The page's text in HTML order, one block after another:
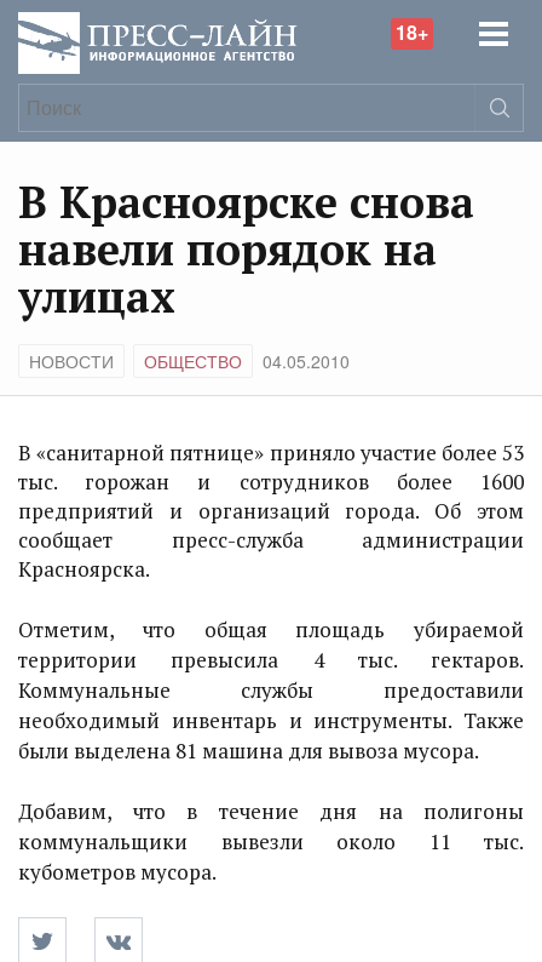
18+
В Красноярске снова
навели порядок на
улицах
НОВОСТИ ОБЩЕСТВО 04.05.2010
В «санитарной пятнице» приняло участие более 53
тыс. горожан и сотрудников более 1600
предприятий и организаций города. Об этом
сообщает пресс-служба администрации
Красноярска.
Отметим, что общая площадь убираемой
территории превысила 4 тыс. гектаров.
Коммунальные службы предоставили
необходимый инвентарь и инструменты. Также
были выделена 81 машина для вывоза мусора.
Добавим, что в течение дня на полигоны
коммунальщики вывезли около 11 тыс.
кубометров мусора.